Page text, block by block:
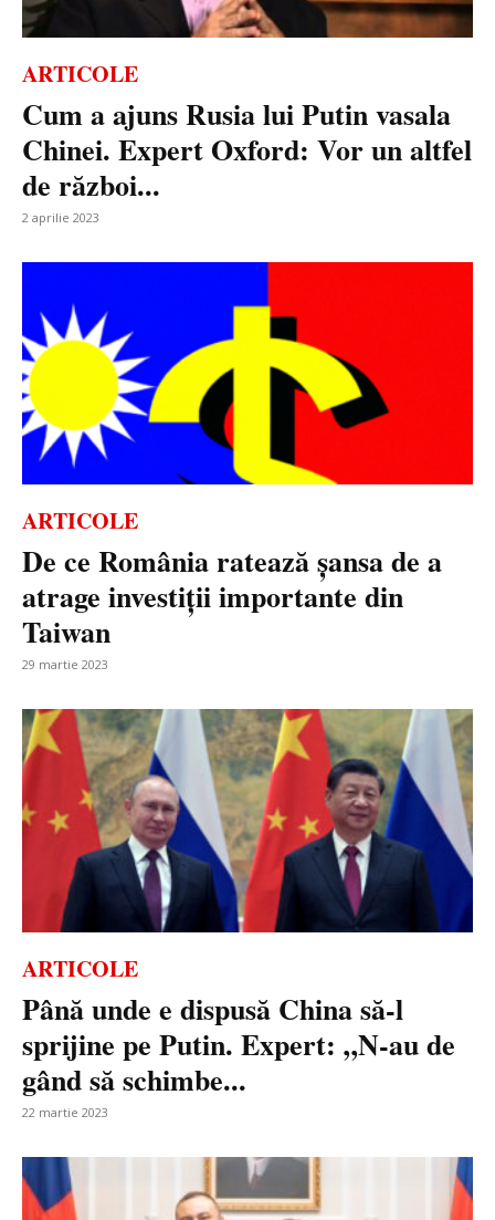
ARTICOLE
Cum a ajuns Rusia lui Putin vasala
Chinei. Expert Oxford: Vor un altfel
de război...
2 aprilie 2023
ARTICOLE
De ce România ratează șansa de a
atrage investiții importante din
Taiwan
29 martie 2023
ARTICOLE
Până unde e dispusă China să-l
sprijine pe Putin. Expert: „N-au de
gând să schimbe...
22 martie 2023